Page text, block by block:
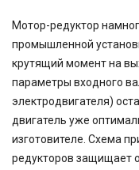
Мотор-редуктор
промышленной
крутящий момент на
параметры входного
электродвигателя)
двигатель уже
изготовителе. Схема
редукторов защищает